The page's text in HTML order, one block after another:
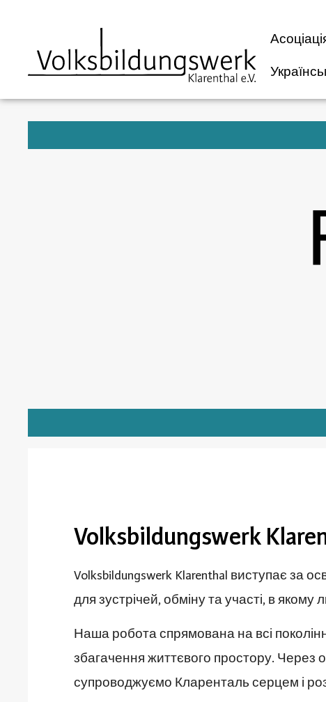
Volksbildungswerk
Volksbildungswerk Klarenthal виступає за
для зустрічей, обміну та участі, в
Наша робота спрямована на всі
збагачення життєвого простору. Через
супроводжуємо Кларенталь серцем і